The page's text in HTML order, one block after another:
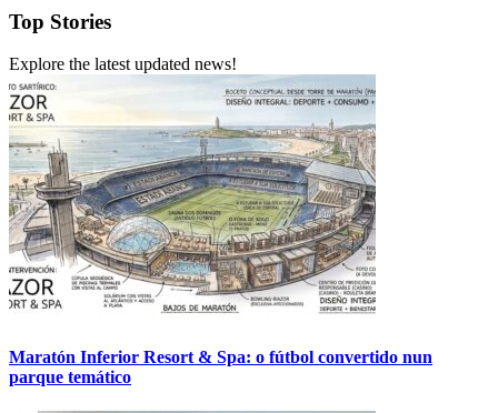
Top Stories
Explore the latest updated news!
Maratón Inferior Resort & Spa: o fútbol convertido nun
parque temático